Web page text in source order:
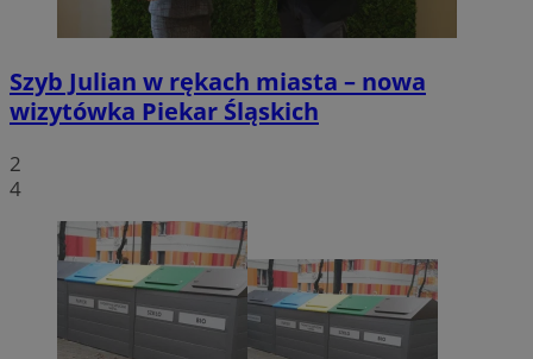
Szyb Julian w rękach miasta – nowa
wizytówka Piekar Śląskich
2
4